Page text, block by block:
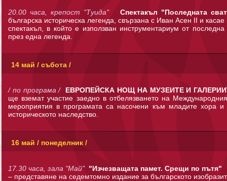
20.00 часа, крепост "Туида"
Спектакъл "Последната
българска историческа легенда, свързана с Иван Асен II и
спектакъл, в който е използван инструментариум от
през една легенда.
14 май / събота /
/ по програма /
ЕВРОПЕЙСКА НОЩ НА МУЗЕИТЕ И
ще вземат участие заедно в отбелязването на
мероприятия в програмата са насочени към младите хора
историческото наследство.
16 май / понеделник /
17.30 часа, зала "Май" "Изчезващата памет. Срещи по пътя"
– представяне на седемтомно издание за българското